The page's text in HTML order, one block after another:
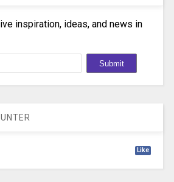
inspiration, ideas, and news in
Like